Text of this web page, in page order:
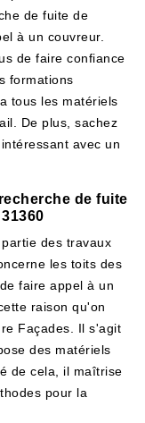
de fuite de
à un couvreur.
de faire confiance
formations
tous les matériels
De plus, sachez
avec un
de fuite
des travaux
les toits des
faire appel à un
raison qu'on
Façades. Il s'agit
des matériels
de cela, il maîtrise
pour la